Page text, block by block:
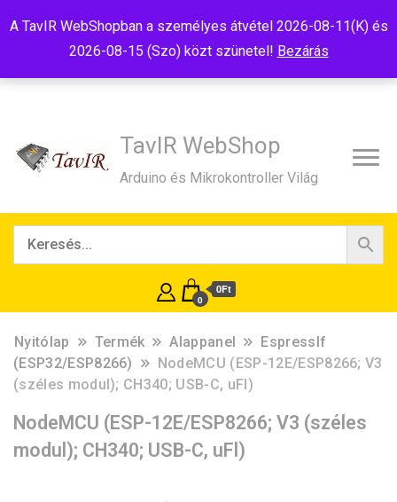
A TavIR WebShopban a személyes átvétel 2026-08-11(K) és
2026-08-15 (Szo) közt szünetel! Bezárás
TavIR WebShop
Arduino és Mikrokontroller Világ
0
0Ft
Nyitólap Termék Alappanel
EspressIf
(ESP32/ESP8266)
NodeMCU (ESP-12E/ESP8266; V3
(széles modul); CH340; USB-C, uFl)
NodeMCU (ESP-12E/ESP8266; V3 (széles
modul); CH340; USB-C, uFl)